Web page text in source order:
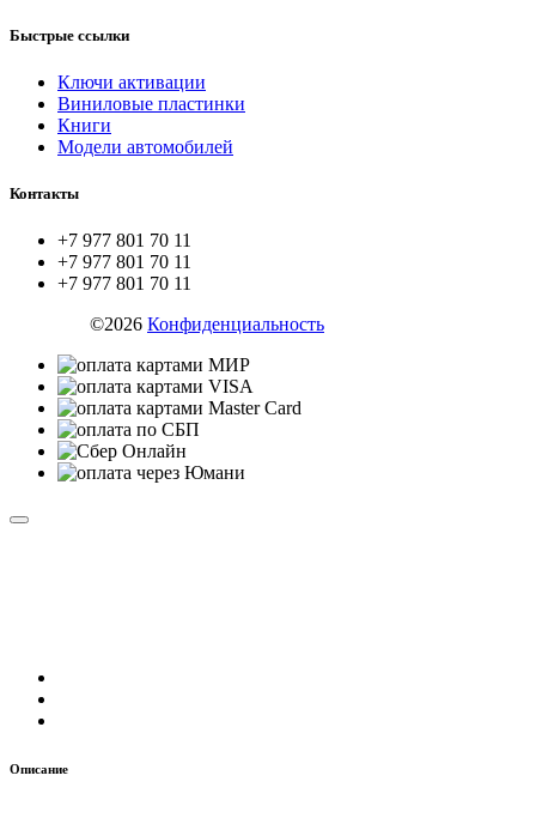
Быстрые ссылки
Ключи активации
Виниловые пластинки
Книги
Модели автомобилей
Контакты
+7 977 801 70 11
+7 977 801 70 11
+7 977 801 70 11
©2026 Конфиденциальность
Описание